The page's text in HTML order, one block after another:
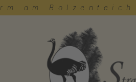
am Bolzenteich